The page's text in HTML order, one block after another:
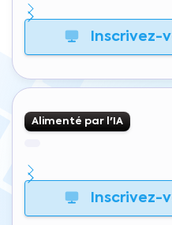
Inscrivez-
Alimenté par l'IA
Inscrivez-